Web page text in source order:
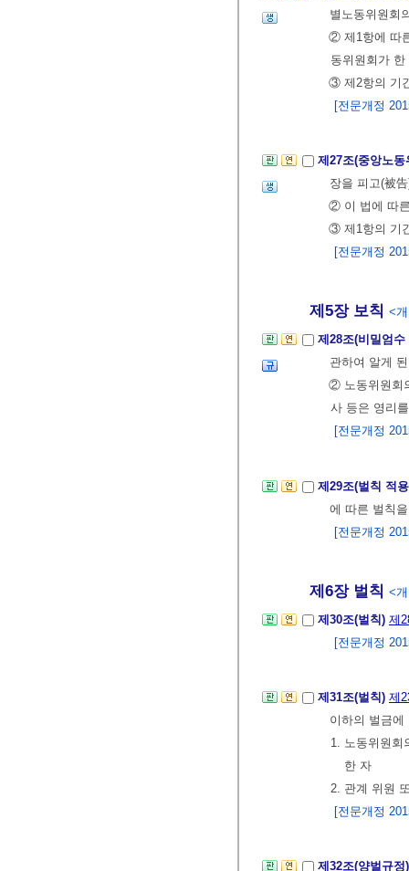
별노동위원회
② 제1항에 따
동위원회가
③ 제2항의 기
[전문개정
제27조(중앙노
장을 피고(被
② 이 법에 따
③ 제1항의 기
[전문개정
제5장 보칙 <
제28조(비밀엄
관하여 알게
② 노동위원회
사 등은 영리
[전문개정
제29조(벌칙 적
에 따른 벌칙
[전문개정
제6장 벌칙 <
제30조(벌칙) 제
[전문개정
제31조(벌칙) 제
이하의 벌금에
1. 노동위원회
한 자
2. 관계 위원
[전문개정
제32조(양벌규